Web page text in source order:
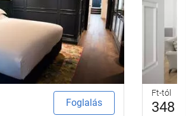
Foglalás
Ft-tól
348